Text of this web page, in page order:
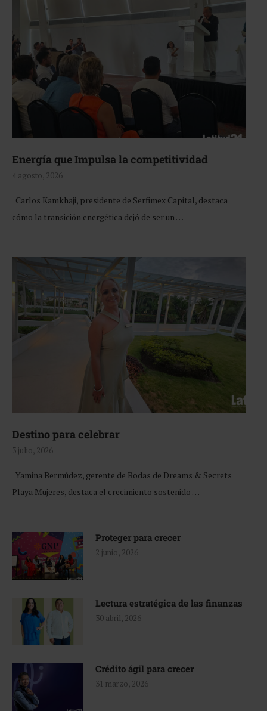
Energía que Impulsa la competitividad
4 agosto, 2026
Carlos Kamkhaji, presidente de Serfimex Capital, destaca
cómo la transición energética dejó de ser un …
Destino para celebrar
3 julio, 2026
Yamina Bermúdez, gerente de Bodas de Dreams & Secrets
Playa Mujeres, destaca el crecimiento sostenido …
Proteger para crecer
2 junio, 2026
Lectura estratégica de las finanzas
30 abril, 2026
Crédito ágil para crecer
31 marzo, 2026